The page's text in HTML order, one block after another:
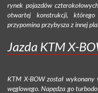
rynek pojazdów
otwartej konstrukcji,
przypomina przybysza z innej
Jazda KTM X-
KTM X-BOW został wykonany
węglowego. Napędza go